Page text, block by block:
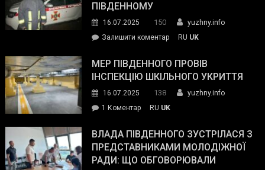
силових
та
органів:
«Наш
спільний
окупанти.
Маємо
діяти
ПІВДЕННОМУ
16.07.2025 150
yuzhny.info
Залишити коментарon
ДСНС
власноруч
пожежу
у
RU UK
МЕР ПІВДЕННОГО ПРОВІВ
ІНСПЕКЦІЮ ШКІЛЬНОГО УКРИТТЯ
16.07.2025 138
yuzhny.info
1 Коментардо
Південного
провів
інспекцію
RU UK
ВЛАДА ПІВДЕННОГО ЗУСТРІЛАСЯ З
ПРЕДСТАВНИКАМИ МОЛОДІЖНОЇ
РАДИ: ЩО ОБГОВОРЮВАЛИ